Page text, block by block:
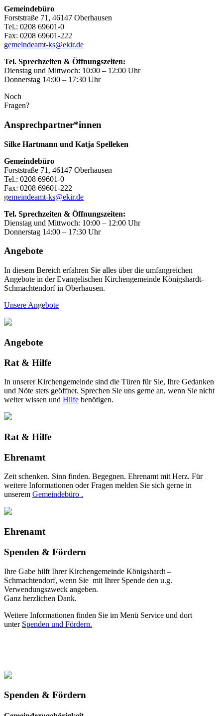
Gemeindebüro
Forststraße 71, 46147 Oberhausen
Tel.: 0208 69601-0
Fax: 0208 69601-222
gemeindeamt-ks@ekir.de
Tel. Sprechzeiten & Öffnungszeiten:
Dienstag und Mittwoch: 10:00 – 12:00 Uhr
Donnerstag 14:00 – 17:30 Uhr
Noch
Fragen?
Ansprechpartner*innen
Silke Hartmann und Katja Spelleken
Gemeindebüro
Forststraße 71, 46147 Oberhausen
Tel.: 0208 69601-0
Fax: 0208 69601-222
gemeindeamt-ks@ekir.de
Tel. Sprechzeiten & Öffnungszeiten:
Dienstag und Mittwoch: 10:00 – 12:00 Uhr
Donnerstag 14:00 – 17:30 Uhr
Angebote
In diesem Bereich erfahren Sie alles über die umfangreichen
Angebote in der Evangelischen Kirchengemeinde Königshardt-
Schmachtendorf in Oberhausen.
Unsere Angebote
Angebote
Rat & Hilfe
In unserer Kirchengemeinde sind die Türen für Sie, Ihre Gedanken
und Nöte stets geöffnet. Sprechen Sie uns gerne an, wenn Sie nicht
weiter wissen und Hilfe benötigen.
Rat & Hilfe
Ehrenamt
Zeit schenken. Sinn finden. Begegnen. Ehrenamt mit Herz. Für
weitere Informationen oder Fragen melden Sie sich gerne in
unserem Gemeindebüro .
Ehrenamt
Spenden & Fördern
Ihre Gabe hilft Ihrer Kirchengemeinde Königshardt –
Schmachtendorf, wenn Sie mit Ihrer Spende den u.g.
Verwendungszweck angeben.
Ganz herzlichen Dank.
Weitere Informationen finden Sie im Menü Service und dort
unter Spenden und Fördern.
Spenden & Fördern